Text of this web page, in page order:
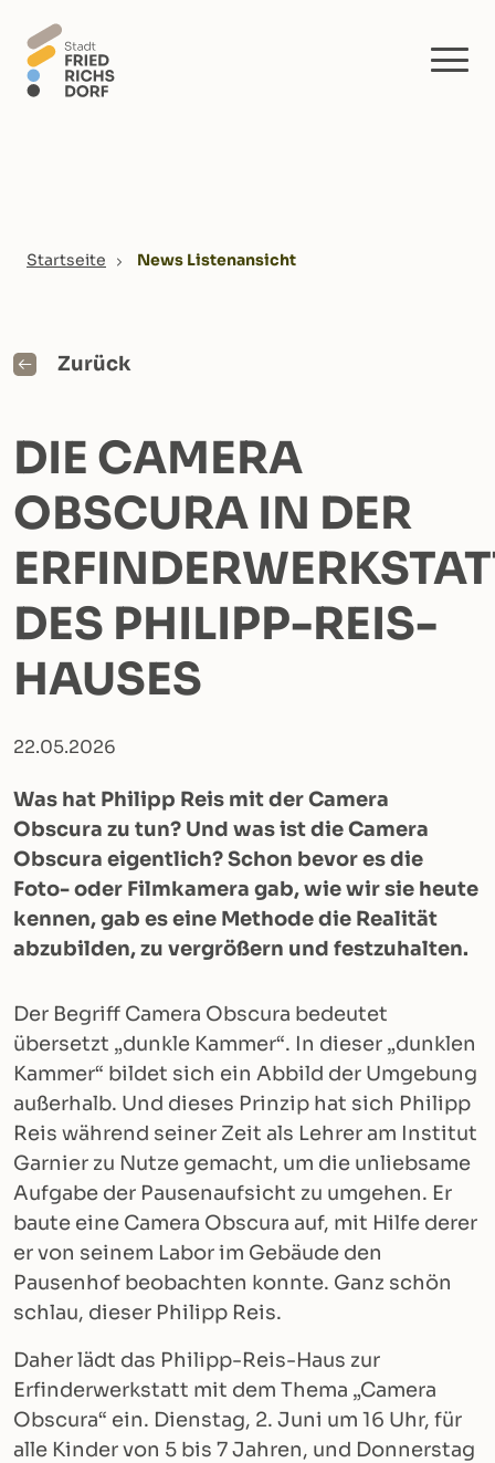
You are here:
Startseite News Listenansicht
Zurück
DIE CAMERA
OBSCURA IN DER
DES PHILIPP-REIS-
HAUSES
22.05.2026
Was hat Philipp Reis mit der Camera
Obscura zu tun? Und was ist die Camera
Obscura eigentlich? Schon bevor es die
Foto- oder Filmkamera gab, wie wir sie heute
kennen, gab es eine Methode die Realität
abzubilden, zu vergrößern und festzuhalten.
Der Begriff Camera Obscura bedeutet
übersetzt „dunkle Kammer“. In dieser „dunklen
Kammer“ bildet sich ein Abbild der Umgebung
außerhalb. Und dieses Prinzip hat sich Philipp
Reis während seiner Zeit als Lehrer am Institut
Garnier zu Nutze gemacht, um die unliebsame
Aufgabe der Pausenaufsicht zu umgehen. Er
baute eine Camera Obscura auf, mit Hilfe derer
er von seinem Labor im Gebäude den
Pausenhof beobachten konnte. Ganz schön
schlau, dieser Philipp Reis.
Daher lädt das Philipp-Reis-Haus zur
Erfinderwerkstatt mit dem Thema „Camera
Obscura“ ein. Dienstag, 2. Juni um 16 Uhr, für
alle Kinder von 5 bis 7 Jahren, und Donnerstag